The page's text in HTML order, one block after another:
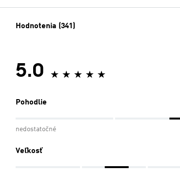
Hodnotenia (341)
5.0
Pohodlie
nedostatočné
Veľkosť